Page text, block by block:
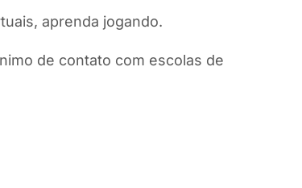
aprenda jogando.
de contato com escolas de